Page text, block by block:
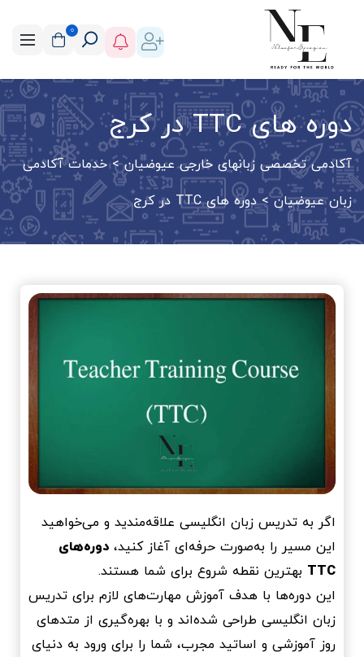
0
دوره های TTC در کرج
آکادمی تخصصی زبانهای خارجی عیوضیان>خدمات آکادمی
زبان عیوضیان>دوره های TTC در کرج
اگر به تدریس زبان انگلیسی علاقه‌مندید و می‌خواهید
این مسیر را به‌صورت حرفه‌ای آغاز کنید، دوره‌های
TTC بهترین نقطه شروع برای شما هستند.
این دوره‌ها با هدف آموزش مهارت‌های لازم برای تدریس
زبان انگلیسی طراحی شده‌اند و با بهره‌گیری از متدهای
روز آموزشی و اساتید مجرب، شما را برای ورود به دنیای